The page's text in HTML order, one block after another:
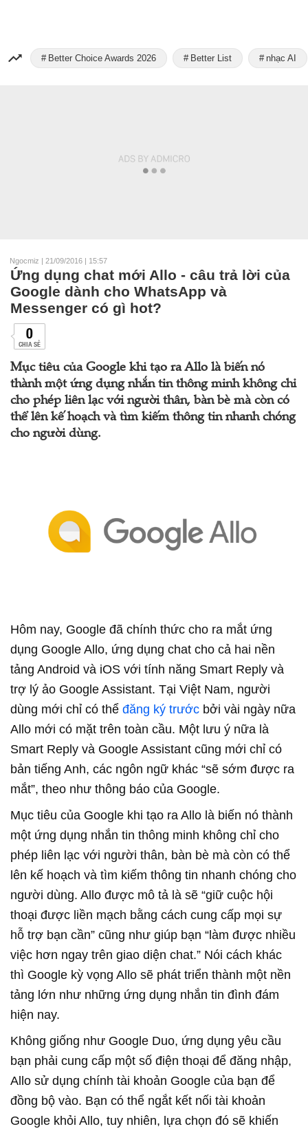
Better Choice Awards 2026 Better List nhạc AI
Ngocmiz | 21/09/2016 | 15:57
Ứng dụng chat mới Allo - câu trả lời của
Google dành cho WhatsApp và
Messenger có gì hot?
0
CHIA SẺ
Mục tiêu của Google khi tạo ra Allo là biến nó
thành một ứng dụng nhắn tin thông minh không chỉ
cho phép liên lạc với người thân, bàn bè mà còn có
thể lên kế hoạch và tìm kiếm thông tin nhanh chóng
cho người dùng.
Hôm nay, Google đã chính thức cho ra mắt ứng
dụng Google Allo, ứng dụng chat cho cả hai nền
tảng Android và iOS với tính năng Smart Reply và
trợ lý ảo Google Assistant. Tại Việt Nam, người
dùng mới chỉ có thể đăng ký trước bởi vài ngày nữa
Allo mới có mặt trên toàn cầu. Một lưu ý nữa là
Smart Reply và Google Assistant cũng mới chỉ có
bản tiếng Anh, các ngôn ngữ khác “sẽ sớm được ra
mắt”, theo như thông báo của Google.
Mục tiêu của Google khi tạo ra Allo là biến nó thành
một ứng dụng nhắn tin thông minh không chỉ cho
phép liên lạc với người thân, bàn bè mà còn có thể
lên kế hoạch và tìm kiếm thông tin nhanh chóng cho
người dùng. Allo được mô tả là sẽ “giữ cuộc hội
thoại được liền mạch bằng cách cung cấp mọi sự
hỗ trợ bạn cần” cũng như giúp bạn “làm được nhiều
việc hơn ngay trên giao diện chat.” Nói cách khác
thì Google kỳ vọng Allo sẽ phát triển thành một nền
tảng lớn như những ứng dụng nhắn tin đình đám
hiện nay.
Không giống như Google Duo, ứng dụng yêu cầu
bạn phải cung cấp một số điện thoại để đăng nhập,
Allo sử dụng chính tài khoản Google của bạn để
đồng bộ vào. Bạn có thể ngắt kết nối tài khoản
Google khỏi Allo, tuy nhiên, lựa chọn đó sẽ khiến